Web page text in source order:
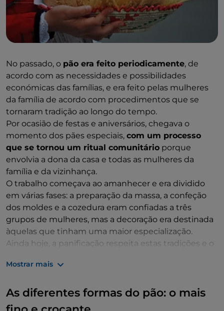
No passado, o pão era feito periodicamente, de
acordo com as necessidades e possibilidades
económicas das famílias, e era feito pelas mulheres
da família de acordo com procedimentos que se
tornaram tradição ao longo do tempo.
Por ocasião de festas e aniversários, chegava o
momento dos pães especiais, com um processo
que se tornou um ritual comunitário porque
envolvia a dona da casa e todas as mulheres da
família e da vizinhança.
O trabalho começava ao amanhecer e era dividido
em várias fases: a preparação da massa, a confeção
dos moldes e a cozedura eram confiadas a três
grupos de mulheres, mas a decoração era destinada
àquelas que tinham uma maior especialização.
Ainda hoje, a panificação respeita estas tradições e o
chamadaframmentu
Mostrar mais
As diferentes formas do pão: o mais